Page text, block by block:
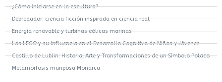
¿Cómo iniciarse en la escultura?
Depredador: ciencia ficción inspirada en ciencia real
Energía renovable y turbinas eólicas marinas
Los LEGO y su Influencia en el Desarrollo Cognitivo de Niños y Jóvenes
Castillo de Lublin: Historia, Arte y Transformaciones de un Símbolo Polaco
Metamorfosis mariposa Monarca